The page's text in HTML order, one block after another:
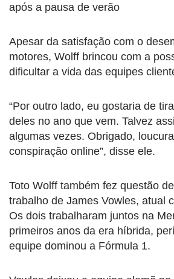
após a pausa de verão
Apesar da satisfação com o
motores, Wolff brincou com a
dificultar a vida das equipes
“Por outro lado, eu gostaria de
deles no ano que vem. Talvez
algumas vezes. Obrigado,
conspiração online”, disse ele.
Toto Wolff também fez questão
trabalho de James Vowles, atual
Os dois trabalharam juntos na
primeiros anos da era híbrida,
equipe dominou a Fórmula 1.